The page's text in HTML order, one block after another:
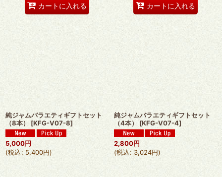
カートに入れる カートに入れる
純ジャムバラエティギフトセット
（8本）
[KFG-V07-8]
5,000円
(税込: 5,400円)
純ジャムバラエティギフトセット
（4本）
[KFG-V07-4]
2,800円
(税込: 3,024円)